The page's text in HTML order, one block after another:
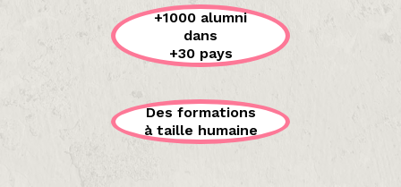
+1000 alumni
dans
+30 pays
Des formations
à taille humaine